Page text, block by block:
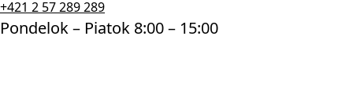
+421 2 57 289 289
Pondelok – Piatok 8:00 – 15:00